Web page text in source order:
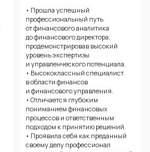
• Прошла успешный
профессиональный путь
от финансового аналитика
до финансового директора,
продемонстрировав высокий
уровень экспертизы
и управленческого потенциала.
• Высококлассный специалист
в области финансов
и финансового управления.
• Отличается глубоким
пониманием финансовых
процессов и ответственным
подходом к принятию решений.
• Проявила себя как преданный
своему делу профессионал